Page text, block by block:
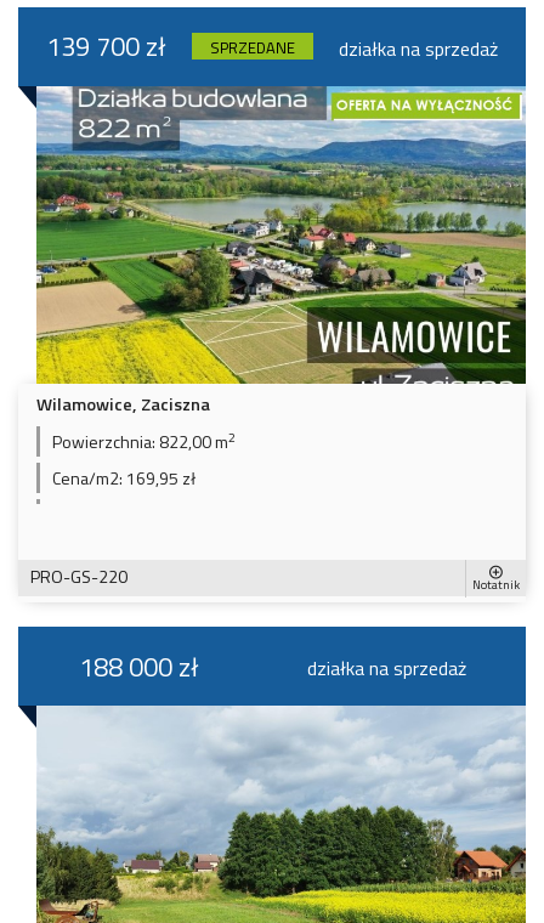
139 700 zł SPRZEDANE działka na sprzedaż
Wilamowice, Zaciszna
Powierzchnia: 822,00 m2
Cena/m2: 169,95 zł
PRO-GS-220 Notatnik
188 000 zł działka na sprzedaż